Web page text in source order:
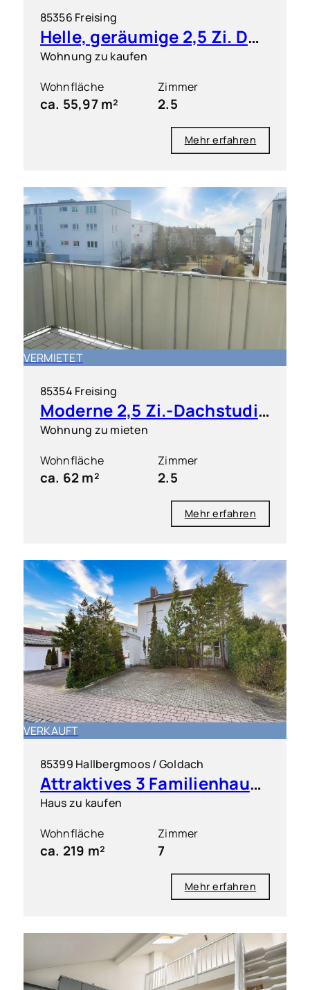
85356 Freising
Helle, geräumige 2,5 Zi. DG ETW mit kleiner Dachterrasse
Wohnung zu kaufen
Wohnfläche
ca. 55,97 m²
Zimmer
2.5
Mehr erfahren
VERMIETET
85354 Freising
Moderne 2,5 Zi.-Dachstudio-Wohnung mit West-Balkon
Wohnung zu mieten
Wohnfläche
ca. 62 m²
Zimmer
2.5
Mehr erfahren
VERKAUFT
85399 Hallbergmoos / Goldach
Attraktives 3 Familienhaus in ruhiger Lage
Haus zu kaufen
Wohnfläche
ca. 219 m²
Zimmer
7
Mehr erfahren